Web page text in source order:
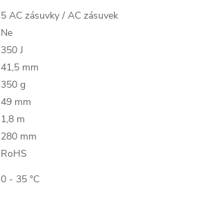
5 AC zásuvky / AC zásuvek
Ne
350 J
41,5 mm
350 g
49 mm
1,8 m
280 mm
RoHS
0 - 35 °C